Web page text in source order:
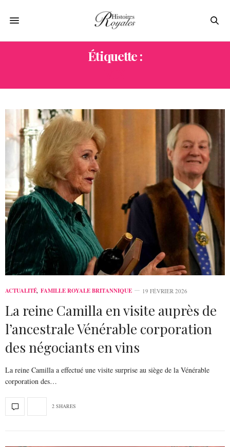
Étiquette :
ACTUALITÉ, FAMILLE ROYALE BRITANNIQUE 19 FÉVRIER 2026
La reine Camilla en visite auprès de
l’ancestrale Vénérable corporation
des négociants en vins
La reine Camilla a effectué une visite surprise au siège de la Vénérable
corporation des…
2 SHARES